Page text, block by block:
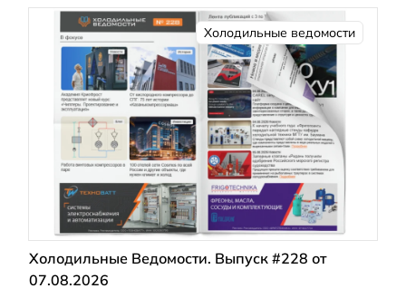
Холодильные ведомости
Холодильные Ведомости. Выпуск #228 от
07.08.2026